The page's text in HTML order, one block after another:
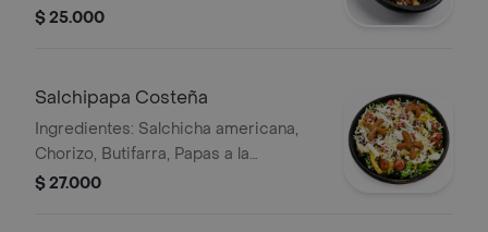
Papas a la francesa, Salsas de la casa
$ 25.000
Salchipapa Costeña
Ingredientes: Salchicha americana,
Chorizo, Butifarra, Papas a la
francesa, Suero costeño, Queso
$ 27.000